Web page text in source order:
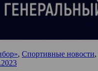
, Спортивные новости,